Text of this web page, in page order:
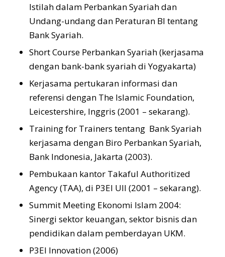
Istilah dalam Perbankan Syariah dan
Undang-undang dan Peraturan BI tentang
Bank Syariah.
Short Course Perbankan Syariah (kerjasama
dengan bank-bank syariah di Yogyakarta)
Kerjasama pertukaran informasi dan
referensi dengan The Islamic Foundation,
Leicestershire, Inggris (2001 – sekarang).
Training for Trainers tentang Bank Syariah
kerjasama dengan Biro Perbankan Syariah,
Bank Indonesia, Jakarta (2003).
Pembukaan kantor Takaful Authoritized
Agency (TAA), di P3EI UII (2001 – sekarang).
Summit Meeting Ekonomi Islam 2004:
Sinergi sektor keuangan, sektor bisnis dan
pendidikan dalam pemberdayan UKM.
P3EI Innovation (2006)